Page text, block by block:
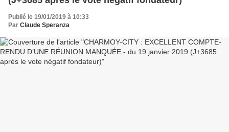
Publié le 19/01/2019 à 10:33
Par Claude Speranza